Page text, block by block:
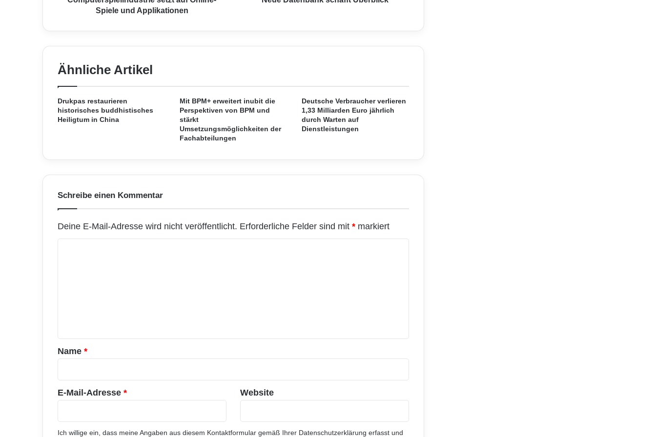
l
d
u
t
r
i
e
z
t
u
n
e
u
n
A
p
p
i
k
Spiele und Applikationen
k
t
Ü
e
l
i
Ähnliche Artikel
Drukpas restaurieren
historisches buddhistisches
Heiligtum in China
Mit BPM+ erweitert inubit die
Perspektiven von BPM und
stärkt
Umsetzungsmöglichkeiten der
Fachabteilungen
Deutsche Verbraucher verlieren
1,33 Milliarden Euro jährlich
durch Warten auf
Dienstleistungen
Schreibe einen Kommentar
Deine E-Mail-Adresse wird nicht veröffentlicht. Erforderliche Felder sind mit * markiert
a
r
*
Name *
E-Mail-Adresse * Website
Ich willige ein, dass meine Angaben aus diesem Kontaktformular gemäß Ihrer Datenschutzerklärung erfasst und